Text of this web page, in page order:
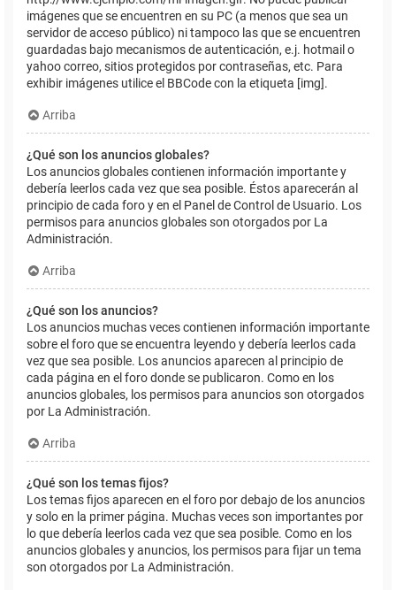
imágenes que se encuentren en su PC (a menos que sea un
servidor de acceso público) ni tampoco las que se encuentren
guardadas bajo mecanismos de autenticación, e.j. hotmail o
yahoo correo, sitios protegidos por contraseñas, etc. Para
exhibir imágenes utilice el BBCode con la etiqueta [img].
Arriba
¿Qué son los anuncios globales?
Los anuncios globales contienen información importante y
debería leerlos cada vez que sea posible. Éstos aparecerán al
principio de cada foro y en el Panel de Control de Usuario. Los
permisos para anuncios globales son otorgados por La
Administración.
Arriba
¿Qué son los anuncios?
Los anuncios muchas veces contienen información importante
sobre el foro que se encuentra leyendo y debería leerlos cada
vez que sea posible. Los anuncios aparecen al principio de
cada página en el foro donde se publicaron. Como en los
anuncios globales, los permisos para anuncios son otorgados
por La Administración.
Arriba
¿Qué son los temas fijos?
Los temas fijos aparecen en el foro por debajo de los anuncios
y solo en la primer página. Muchas veces son importantes por
lo que debería leerlos cada vez que sea posible. Como en los
anuncios globales y anuncios, los permisos para fijar un tema
son otorgados por La Administración.